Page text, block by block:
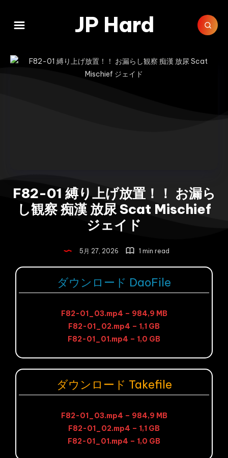
JP Hard
F82-01 縛り上げ放置！！ お漏ら
し観察 痴漢 放尿 Scat Mischief
ジェイド
5月 27, 2026 1 min read
ダウンロード DaoFile
F82-01_03.mp4 – 984,9 MB
F82-01_02.mp4 – 1,1 GB
F82-01_01.mp4 – 1,0 GB
ダウンロード Takefile
F82-01_03.mp4 – 984,9 MB
F82-01_02.mp4 – 1,1 GB
F82-01_01.mp4 – 1,0 GB